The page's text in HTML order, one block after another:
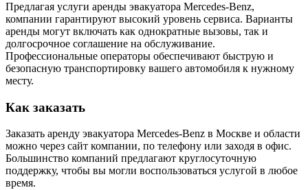
Предлагая услуги аренды эвакуатора Mercedes-Benz,
компании гарантируют высокий уровень сервиса. Варианты
аренды могут включать как однократные вызовы, так и
долгосрочное соглашение на обслуживание.
Профессиональные операторы обеспечивают быструю и
безопасную транспортировку вашего автомобиля к нужному
месту.
Как заказать
Заказать аренду эвакуатора Mercedes-Benz в Москве и области
можно через сайт компании, по телефону или заходя в офис.
Большинство компаний предлагают круглосуточную
поддержку, чтобы вы могли воспользоваться услугой в любое
время.